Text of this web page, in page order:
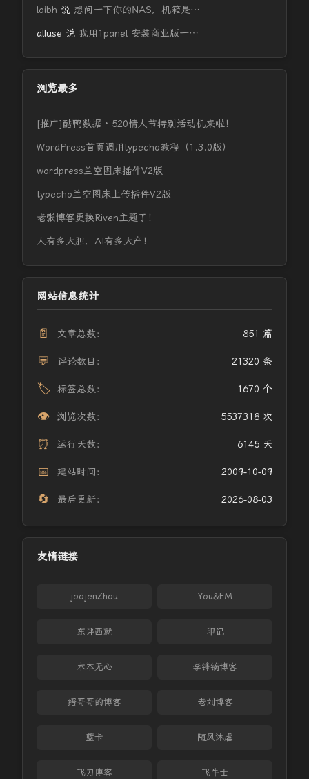
loibh 说 想问一下你的NAS，机箱是…
alluse 说 我用1panel 安装商业版一…
浏览最多
[推广]酷鸭数据 · 520情人节特别活动机来啦！
WordPress首页调用typecho教程（1.3.0版）
wordpress兰空图床插件V2版
typecho兰空图床上传插件V2版
老张博客更换Riven主题了！
人有多大胆，AI有多大产！
网站信息统计
📄 文章总数： 851 篇
💬 评论数目： 21320 条
🏷️ 标签总数： 1670 个
👁️ 浏览次数： 5537318 次
⏰ 运行天数： 6145 天
📅 建站时间： 2009-10-09
🔄 最后更新： 2026-08-03
友情链接
joojenZhou You&FM
东评西就 印记
木本无心 李锋镝博客
缙哥哥的博客 老刘博客
蓝卡 随风沐虐
飞刀博客 飞牛士